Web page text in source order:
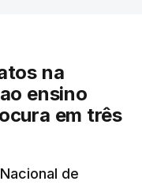
do petróleo,
e a localização.
Imposto sobre os
poderá
na
ensino
em três
de